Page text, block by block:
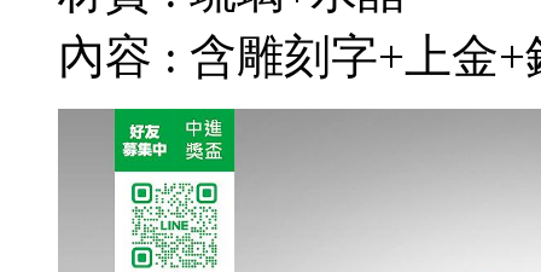
內容 : 含雕刻字+上金